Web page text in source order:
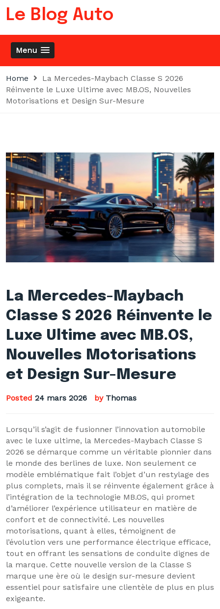
Skip
Le Blog Auto
Menu
Home
La Mercedes-Maybach Classe S 2026
Réinvente le Luxe Ultime avec MB.OS, Nouvelles
Motorisations et Design Sur-Mesure
La Mercedes-Maybach
Classe S 2026 Réinvente le
Luxe Ultime avec MB.OS,
Nouvelles Motorisations
et Design Sur-Mesure
Posted 24 mars 2026 by Thomas
Lorsqu’il s’agit de fusionner l’innovation automobile
avec le luxe ultime, la Mercedes-Maybach Classe S
2026 se démarque comme un véritable pionnier dans
le monde des berlines de luxe. Non seulement ce
modèle emblématique fait l’objet d’un restylage des
plus complets, mais il se réinvente également grâce à
l’intégration de la technologie MB.OS, qui promet
d’améliorer l’expérience utilisateur en matière de
confort et de connectivité. Les nouvelles
motorisations, quant à elles, témoignent de
l’évolution vers une performance électrique efficace,
tout en offrant les sensations de conduite dignes de
la marque. Cette nouvelle version de la Classe S
marque une ère où le design sur-mesure devient
essentiel pour satisfaire une clientèle de plus en plus
exigeante.